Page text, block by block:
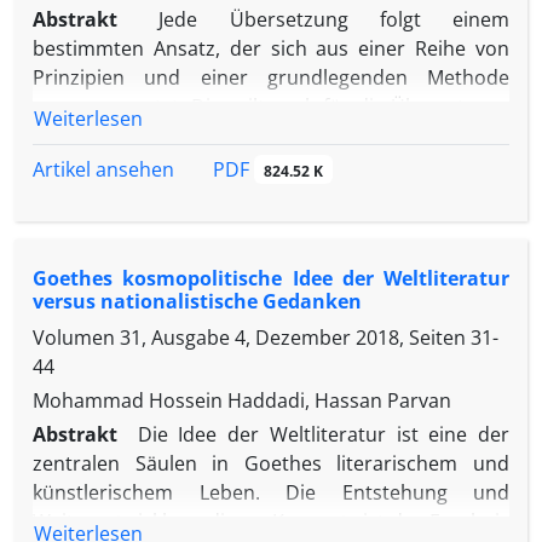
(mūbadān) und den Weisen (bikhardān). Ihre
Prophezeiungen betreffen zumeist das Schicksal
des Königs und seines Reiches.
Diese Merkmale teilt sich die Rolle der Astronomen
und Astrologen mit jener am chinesischen Hof. Das
zwischen 200 v. Chr. und 200 n. Chr. entstandene
Zhou Li (周礼) – ein konfuzianischer Klassiker –
Kaiserhof, in der mehrere spezialisierte Gruppen
dem Kaiser Vorhersagen lieferten. Es ist sehr
wahrscheinlich, dass dieses System nach
westlichem Vorbild geformt wurde, möglicherweise
assyrischen und neubabylonischen Reich liegen, wo
zahlreiche Astrologen in verschiedenen Städten
ihre Berichte an den König in der Reichshauptstadt
sendeten. Ein solches System der Zusammenarbeit
war in der griechisch-römischen Welt ohne Beispiel.
Abstrakt
Jede Übersetzung folgt einem
bestimmten Ansatz, der sich aus einer Reihe von
Prinzipien und einer grundlegenden Methode
zusammensetzt. Dies gilt auch für die Übersetzung
der Tatsache, dass die ursprüngliche Bedeutung
Verwendungen entsteht und dann durch
übertragen wird. Auf dieser Grundlage ist es
notwendig, die sinnlich-konkrete Bedeutung der
Wortwurzeln zu identifizieren und anschließend
nach einer entsprechenden Entsprechung in der
Zielsprache zu suchen. Die im ersten Teil des
Artikels behandelten Beispiele und Schlüsselbegriffe
zeigen, dass ein solcher Zugang zum Qurʾān neue
Wege eröffnet, auf deren Basis eine völlig neue
Übersetzung des Qurʾān ins Deutsche möglich ist.
Weiterlesen
Artikel ansehen
PDF 824.52 K
Goethes kosmopolitische Idee der Weltliteratur
versus nationalistische Gedanken
Volumen 31, Ausgabe 4, Dezember 2018, Seiten 31-
44
Mohammad Hossein Haddadi, Hassan Parvan
Abstrakt
Die Idee der Weltliteratur ist eine der
zentralen Säulen in Goethes literarischem und
künstlerischem Leben. Die Entstehung und
Weiterentwicklung dieses Konzepts ist das Ergebnis
Weiterlesen